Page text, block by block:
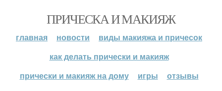
ПРИЧЕСКА И МАКИЯЖ
главная новости
виды макияжа и причесок
как делать прически и макияж
прически и макияж на дому
игры отзывы